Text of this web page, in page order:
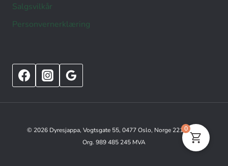
Salgsvilkår
Personvernerklæring
© 2026 Dyresjappa, Vogtsgate 55, 0477 Oslo, Norge 22151515
Org. 989 485 245 MVA
0